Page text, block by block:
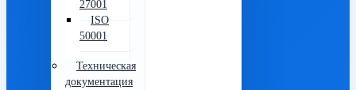
27001
ISO
50001
Техническая
документация